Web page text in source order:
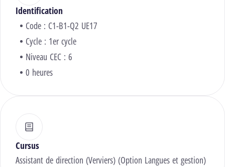
Identification
Code : C1-B1-Q2 UE17
Cycle : 1er cycle
Niveau CEC : 6
0 heures
Cursus
Assistant de direction (Verviers) (Option Langues et gestion)